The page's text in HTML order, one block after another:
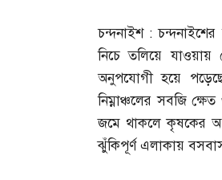
চন্দনাইশ :
নিচে তলিয়ে যাওয়ায়
অনুপযোগী হয়ে
নিম্নাঞ্চলের সবজি
জমে থাকলে কৃষকের
ঝুঁকিপূর্ণ এলাকায়